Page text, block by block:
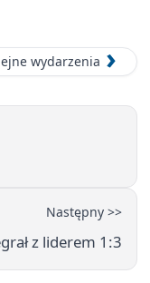
wydarzenia
Następny >>
z liderem 1:3